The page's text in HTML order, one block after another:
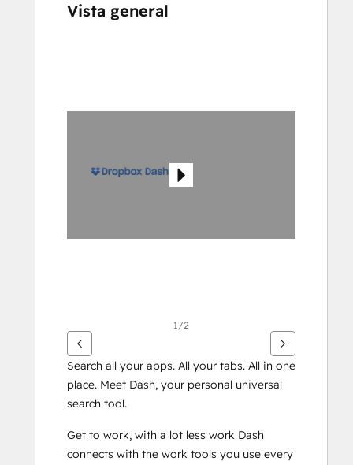
Vista general
otros
1/2
Search all your apps. All your tabs. All in one
place. Meet Dash, your personal universal
search tool.
Get to work, with a lot less work Dash
connects with the work tools you use every